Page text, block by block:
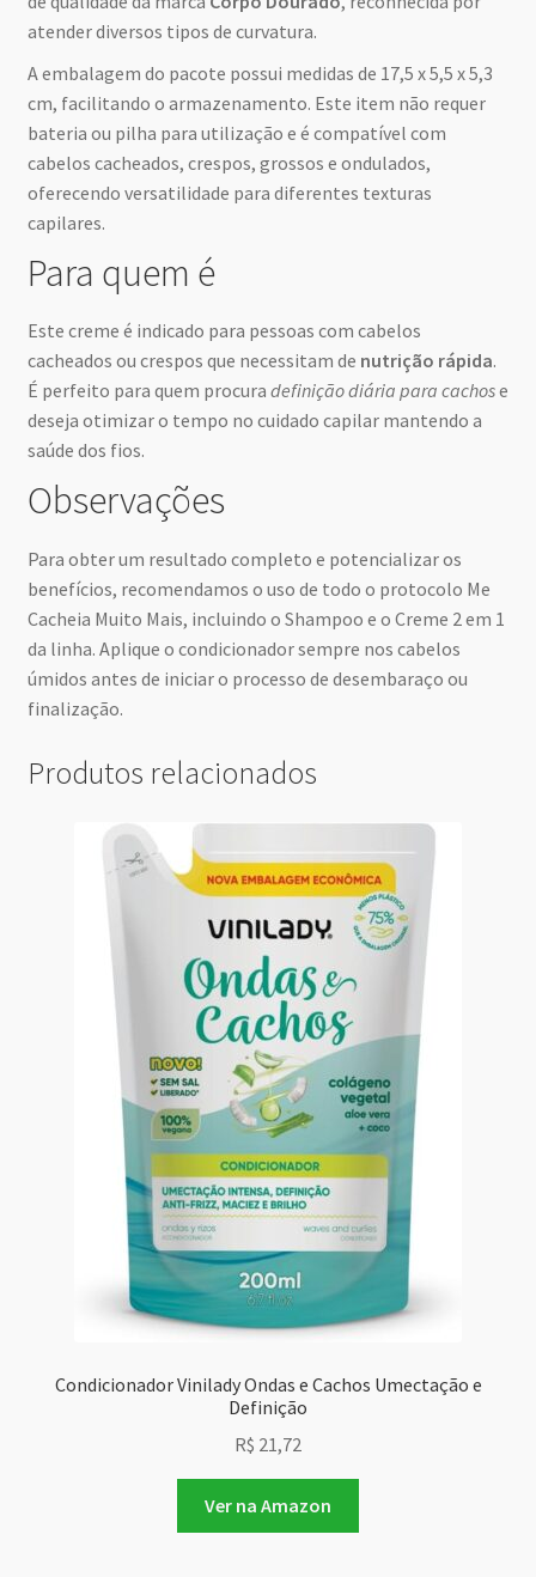
atender diversos tipos de curvatura.
A embalagem do pacote possui medidas de 17,5 x 5,5 x 5,3
cm, facilitando o armazenamento. Este item não requer
bateria ou pilha para utilização e é compatível com
cabelos cacheados, crespos, grossos e ondulados,
oferecendo versatilidade para diferentes texturas
capilares.
Para quem é
Este creme é indicado para pessoas com cabelos
cacheados ou crespos que necessitam de nutrição rápida.
É perfeito para quem procura definição diária para cachose
deseja otimizar o tempo no cuidado capilar mantendo a
saúde dos fios.
Observações
Para obter um resultado completo e potencializar os
benefícios, recomendamos o uso de todo o protocolo Me
Cacheia Muito Mais, incluindo o Shampoo e o Creme 2 em 1
da linha. Aplique o condicionador sempre nos cabelos
úmidos antes de iniciar o processo de desembaraço ou
finalização.
Produtos relacionados
Condicionador Vinilady Ondas e Cachos Umectação e
Definição
R$ 21,72
Ver na Amazon